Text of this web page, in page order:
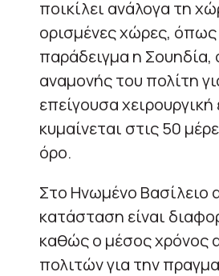
ποικίλει ανάλογα τη
ορισμένες χώρες, όπως
παράδειγμα η Σουηδία,
αναμονής του πολίτη
επείγουσα
κυμαίνεται στις 50
όρο.
Στο Ηνωμένο Βασίλειο
κατάσταση είναι
καθώς ο μέσος χρόνος
πολιτών για την